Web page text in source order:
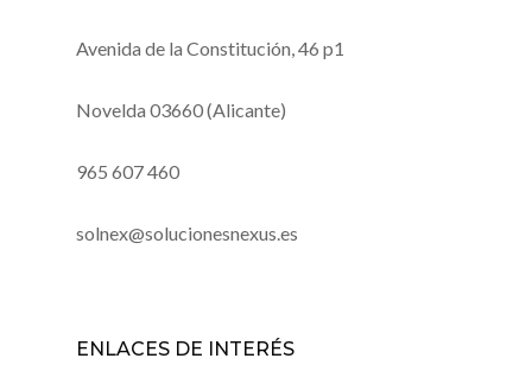
Avenida de la Constitución, 46 p1
Novelda 03660 (Alicante)
965 607 460
solnex@solucionesnexus.es
ENLACES DE INTERÉS